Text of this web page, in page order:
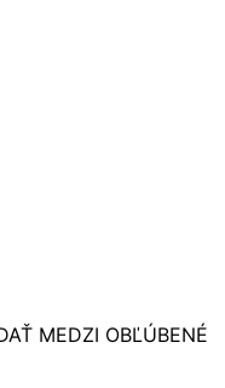
MEDZI OBĽÚBENÉ